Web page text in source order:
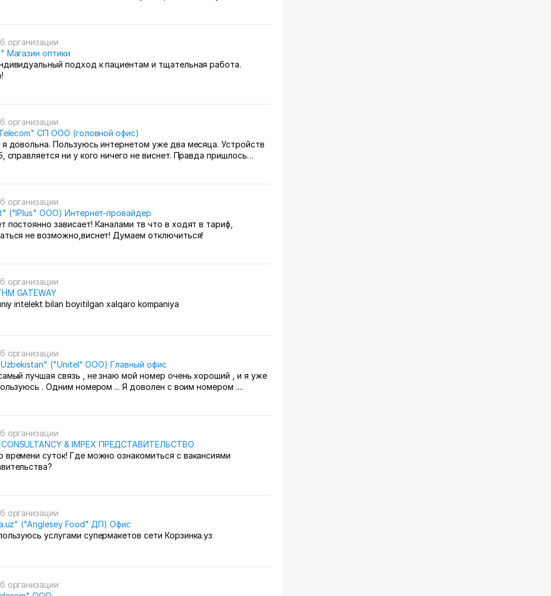
стал работать хуже предыдущего. Поддержка находит
организации
Магазин оптики
подход к пациентам и тщательная работа.
организации
СП ООО (головной офис)
довольна. Пользуюсь интернетом уже два месяца. Устройств
справляется ни у кого ничего не виснет. Правда пришлось
роутер. Но ради такого качества не жалко
организации
("IPlus" OOO) Интернет-провайдер
постоянно зависает! Каналами тв что в ходят в тариф,
не возможно,виснет! Думаем отключиться!
организации
GATEWAY
intelekt bilan boyitilgan xalqaro kompaniya
организации
Uzbekistan" ("Unitel" ООО) Главный офис
лучшая связь , не знаю мой номер очень хороший , и я уже
. Одним номером ... Я доволен с воим номером ....
организации
CONSULTANCY & IMPEX ПРЕДСТАВИТЕЛЬСТВО
времени суток! Где можно ознакомиться с вакансиями
организации
("Anglesey Food" ДП) Офис
услугами супермакетов сети Корзинка.уз
организации